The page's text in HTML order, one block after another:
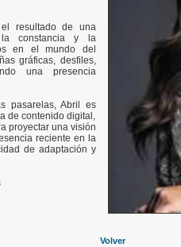
resultado de una
constancia y la
en el mundo del
gráficas, desfiles,
una presencia
pasarelas, Abril es
de contenido digital,
proyectar una visión
reciente en la
de adaptación y
Volver